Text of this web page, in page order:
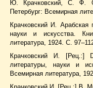
Ю. Крачковский, С. Ф.
Петербург: Всемирная
Крачковский И.
науки и искусства.
литература, 1924. С.
Крачковский И. [Рец.:]
литературы, науки и
Всемирная литература,